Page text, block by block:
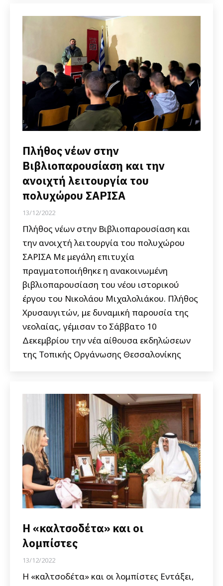
Πλήθος νέων στην
Βιβλιοπαρουσίαση και την
ανοιχτή λειτουργία του
πολυχώρου ΣΑΡΙΣΑ
13/12/2022
Πλήθος νέων στην Βιβλιοπαρουσίαση και
την ανοιχτή λειτουργία του πολυχώρου
ΣΑΡΙΣΑ Με μεγάλη επιτυχία
πραγματοποιήθηκε η ανακοινωμένη
βιβλιοπαρουσίαση του νέου ιστορικού
έργου του Νικολάου Μιχαλολιάκου. Πλήθος
Χρυσαυγιτών, με δυναμική παρουσία της
νεολαίας, γέμισαν το Σάββατο 10
Δεκεμβρίου την νέα αίθουσα εκδηλώσεων
της Τοπικής Οργάνωσης Θεσσαλονίκης
Η «καλτσοδέτα» και οι
λομπίστες
13/12/2022
Η «καλτσοδέτα» και οι λομπίστες Εντάξει,